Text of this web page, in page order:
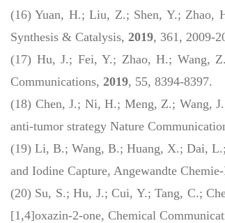
(16) Yuan, H.; Liu, Z.; Shen, Y.; Zhao,
Synthesis & Catalysis, 2019, 361, 2009-
(17) Hu, J.; Fei, Y.; Zhao, H.; Wang,
Communications, 2019, 55, 8394-8397.
(18) Chen, J.; Ni, H.; Meng, Z.; Wang,
anti-tumor strategy Nature
(19) Li, B.; Wang, B.; Huang, X.; Dai,
and Iodine Capture, Angewandte
(20) Su, S.; Hu, J.; Cui, Y.; Tang, C.;
[1,4]oxazin-2-one, Chemical